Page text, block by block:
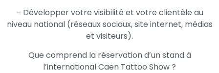
– Développer votre visibilité et votre clientèle au
niveau national (réseaux sociaux, site internet, médias
et visiteurs).
Que comprend la réservation d’un stand à
l’international Caen Tattoo Show ?